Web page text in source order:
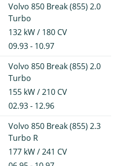
Volvo 850 Break (855) 2.0
Turbo
132 kW / 180 CV
09.93 - 10.97
Volvo 850 Break (855) 2.0
Turbo
155 kW / 210 CV
02.93 - 12.96
Volvo 850 Break (855) 2.3
Turbo R
177 kW / 241 CV